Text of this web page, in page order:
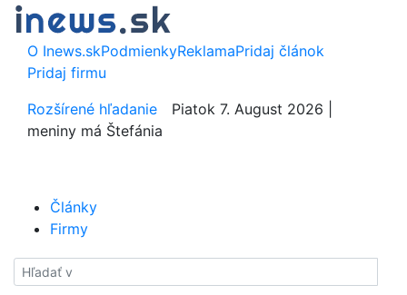
O Inews.skPodmienkyReklamaPridaj článok
Pridaj firmu
Rozšírené hľadanie
Piatok 7. August 2026 |
meniny má Štefánia
Články
Firmy
Hladať